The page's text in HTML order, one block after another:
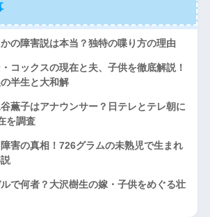
の障害説は本当？独特の喋り方の理由
コックスの現在と夫、子供を徹底解説！
半生と大和解
薫子はアナウンサー？日テレとテレ朝に
を調査
害の真相！726グラムの未熟児で生まれ
で何者？大沢樹生の嫁・子供をめぐる壮